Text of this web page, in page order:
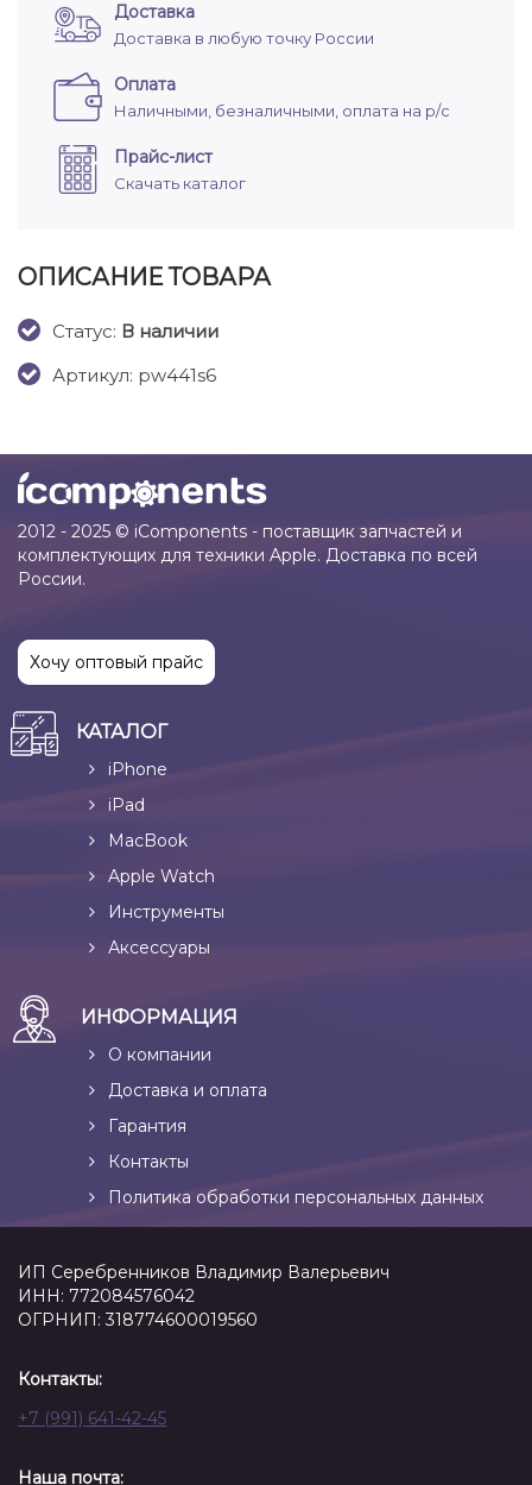
Доставка
Доставка в любую точку России
Оплата
Наличными, безналичными, оплата на р/с
Прайс-лист
Скачать каталог
ОПИСАНИЕ ТОВАРА
Cтатус: В наличии
Артикул: pw441s6
2012 - 2025 © iComponents - поставщик запчастей и
комплектующих для техники Apple. Доставка по всей
России.
Хочу оптовый прайс
КАТАЛОГ
iPhone
iPad
MacBook
Apple Watch
Инструменты
Аксессуары
ИНФОРМАЦИЯ
О компании
Доставка и оплата
Гарантия
Контакты
Политика обработки персональных данных
ИП Серебренников Владимир Валерьевич
ИНН: 772084576042
ОГРНИП: 318774600019560
Контакты:
+7 (991) 641-42-45
Наша почта: